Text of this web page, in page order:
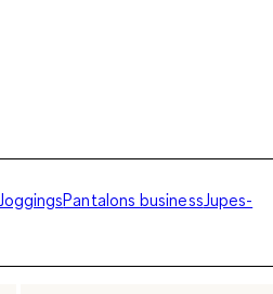
JoggingsPantalons business Jupes-